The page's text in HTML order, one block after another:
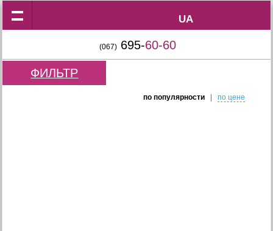
UA
UA
(067) 695-60-60
ФИЛЬТР
по популярности| по цене